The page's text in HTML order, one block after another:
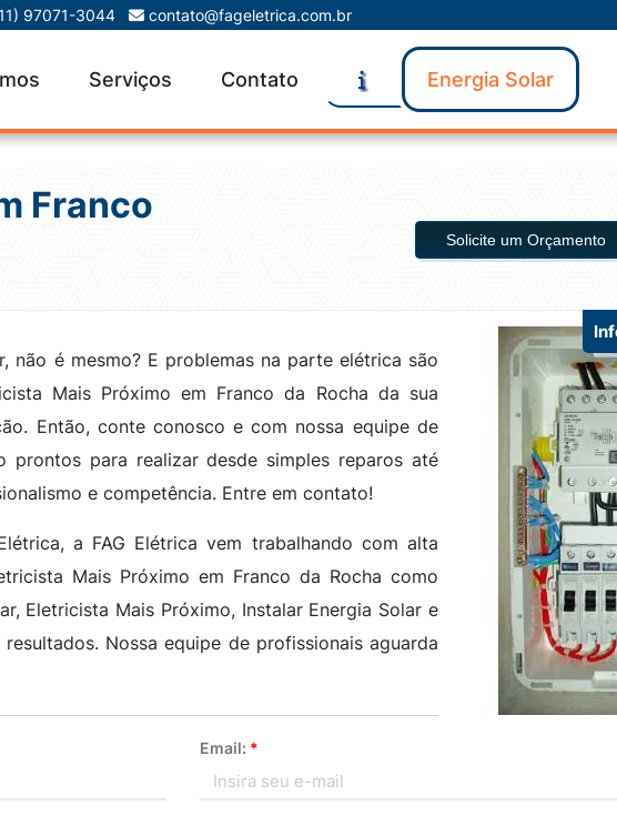
97071-3044 contato@fageletrica.com.br
Serviços Contato Energia Solar
Franco
Solicite um Orçamento
não é mesmo? E problemas na parte elétrica são
Mais Próximo em Franco da Rocha da sua
Então, conte conosco e com nossa equipe de
prontos para realizar desde simples reparos até
e competência. Entre em contato!
a FAG Elétrica vem trabalhando com alta
Mais Próximo em Franco da Rocha como
Eletricista Mais Próximo, Instalar Energia Solar e
Nossa equipe de profissionais aguarda
Email: *